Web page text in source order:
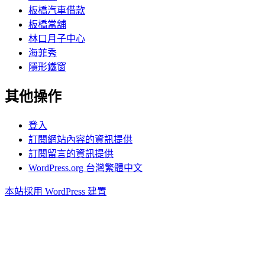
板橋汽車借款
板橋當舖
林口月子中心
海菲秀
隱形鐵窗
其他操作
登入
訂閱網站內容的資訊提供
訂閱留言的資訊提供
WordPress.org 台灣繁體中文
本站採用 WordPress 建置